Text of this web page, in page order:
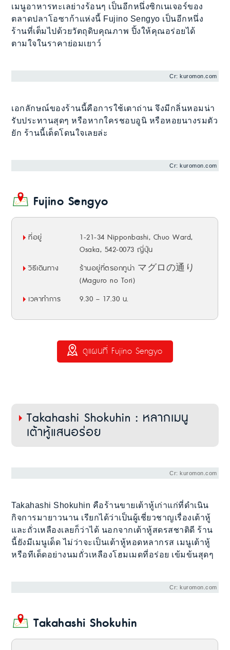
เมนูอาหารทะเลย่างร้อนๆ เป็นอีกหนึ่งซิกเนเจอร์ของ
ตลาดปลาโอซาก้าแห่งนี้ Fujino Sengyo เป็นอีกหนึ่ง
ร้านที่เต็มไปด้วยวัตถุดิบคุณภาพ ปิ้งให้คุณอร่อยได้
ตามใจในราคาย่อมเยาว์
Cr: kuromon.com
เอกลักษณ์ของร้านนี้คือการใช้เตาถ่าน จึงมีกลิ่นหอมน่า
รับประทานสุดๆ หรือหากใครชอบอูนิ หรือหอยนางรมตัว
ยัก ร้านนี้เด็ดโดนใจเลยล่ะ
Cr: kuromon.com
Fujino Sengyo
ที่อยู่
1-21-34 Nipponbashi, Chuo Ward,
Osaka, 542-0073 ญี่ปุ่น
วิธีเดินทาง
ร้านอยู่ที่ตรอกทูน่า マグロの通り
(Maguro no Tori)
เวลาทำการ
9.30 – 17.30 น.
ดูแผนที่ Fujino Sengyo
Takahashi Shokuhin : หลากเมนู
เต้าหู้แสนอร่อย
Cr: kuromon.com
Takahashi Shokuhin คือร้านขายเต้าหู้เก่าแก่ที่ดำเนิน
กิจการมายาวนาน เรียกได้ว่าเป็นผู้เชี่ยวชาญเรื่องเต้าหู้
และถั่วเหลืองเลยก็ว่าได้ นอกจากเต้าหู้สดรสชาติดี ร้าน
นี้ยังมีเมนูเด็ด ไม่ว่าจะเป็นเต้าหู้หอดหลากรส เมนูเต้าหู้
หรือทีเด็ดอย่างนมถั่วเหลืองโฮมเมดที่อร่อย เข้มข้นสุดๆ
Cr: kuromon.com
Takahashi Shokuhin